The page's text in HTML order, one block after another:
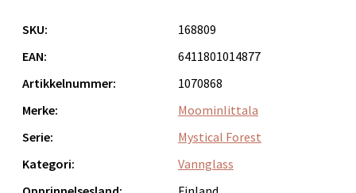
SKU:
168809
EAN:
6411801014877
Artikkelnummer:
1070868
Merke:
MoominIittala
Serie:
Mystical Forest
Kategori:
Vannglass
Oppdal - Aunasenteret
Aunasenteret, Sunndalsvegen 3, 7340 Oppdal
Åpent i dag 10-19
0 i butikk